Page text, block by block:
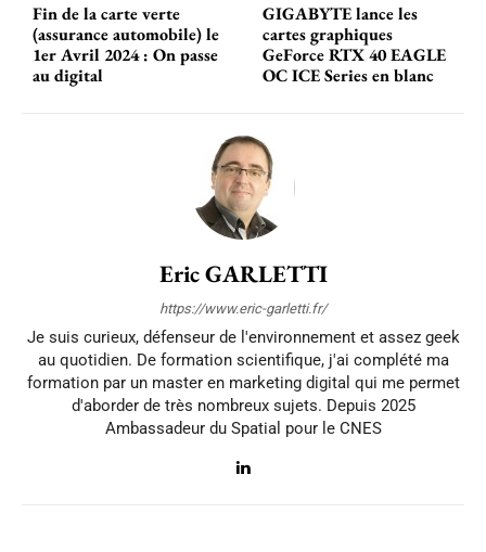
Fin de la carte verte
(assurance automobile) le
1er Avril 2024 : On passe
au digital
GIGABYTE lance les
cartes graphiques
GeForce RTX 40 EAGLE
OC ICE Series en blanc
Eric GARLETTI
https://www.eric-garletti.fr/
Je suis curieux, défenseur de l'environnement et assez geek
au quotidien. De formation scientifique, j'ai complété ma
formation par un master en marketing digital qui me permet
d'aborder de très nombreux sujets. Depuis 2025
Ambassadeur du Spatial pour le CNES